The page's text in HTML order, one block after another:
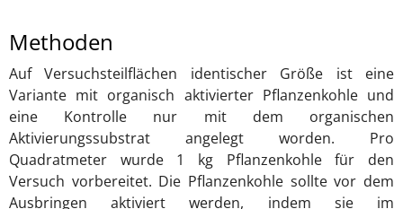
Methoden
Auf Versuchsteilflächen identischer Größe ist eine
Variante mit organisch aktivierter Pflanzenkohle und
eine Kontrolle nur mit dem organischen
Aktivierungssubstrat angelegt worden. Pro
Quadratmeter wurde 1 kg Pflanzenkohle für den
Versuch vorbereitet. Die Pflanzenkohle sollte vor dem
Ausbringen aktiviert werden, indem sie im